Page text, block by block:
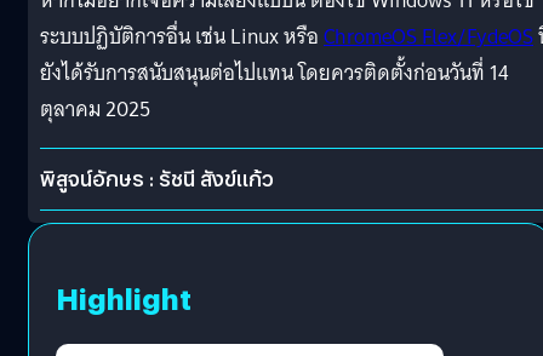
ระบบปฏิบัติการอื่น เช่น Linux หรือChromeOS Flex/FydeOS
ยังได้รับการสนับสนุนต่อไปแทน โดยควรติดตั้งก่อนวันที่ 14
ตุลาคม 2025
พิสูจน์อักษร : รัชนี สังข์แก้ว
Highlight